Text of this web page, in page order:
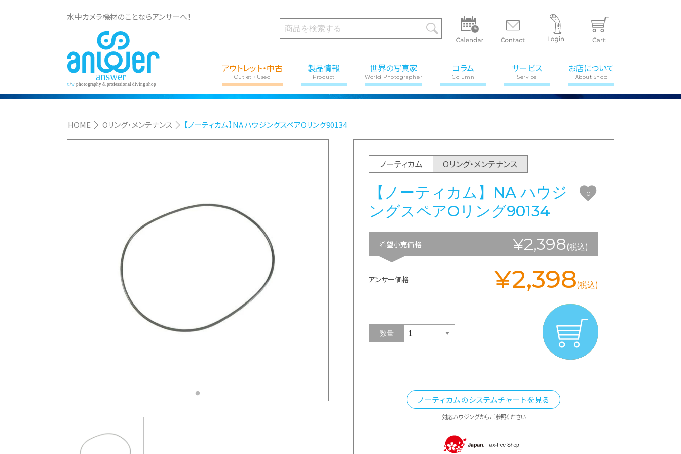
水中カメラ機材のことならアンサーへ！
アウトレット・中古
Outlet・Used
製品情報
Product
世界の写真家
World Photographer
コラム
Column
サービス
Service
お店について
About Shop
HOME Oリング・メンテナンス 【ノーティカム】NA ハウジングスペアOリング90134
ノーティカム Oリング・メンテナンス
【ノーティカム】NA ハウジ
ングスペアOリング90134
0
希望小売価格 ¥2,398(税込)
アンサー価格 ¥2,398(税込)
数量
ノーティカムのシステムチャートを見る
対応ハウジングからご参照ください